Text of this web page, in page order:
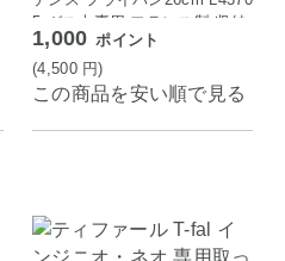
5 ガス火専用 フランス製 収納
取っ手の取れる 単品
1,000 ポイント
(4,500 円)
この商品を安い順で見る